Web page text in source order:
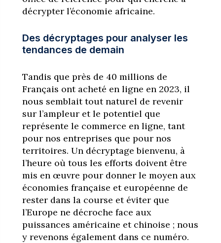
décrypter l’économie africaine.
Des décryptages pour analyser les
tendances de demain
Tandis que près de 40 millions de
Français ont acheté en ligne en 2023, il
nous semblait tout naturel de revenir
sur l’ampleur et le potentiel que
représente le commerce en ligne, tant
pour nos entreprises que pour nos
territoires. Un décryptage bienvenu, à
l’heure où tous les efforts doivent être
mis en œuvre pour donner le moyen aux
économies française et européenne de
rester dans la course et éviter que
l’Europe ne décroche face aux
puissances américaine et chinoise ; nous
y revenons également dans ce numéro.